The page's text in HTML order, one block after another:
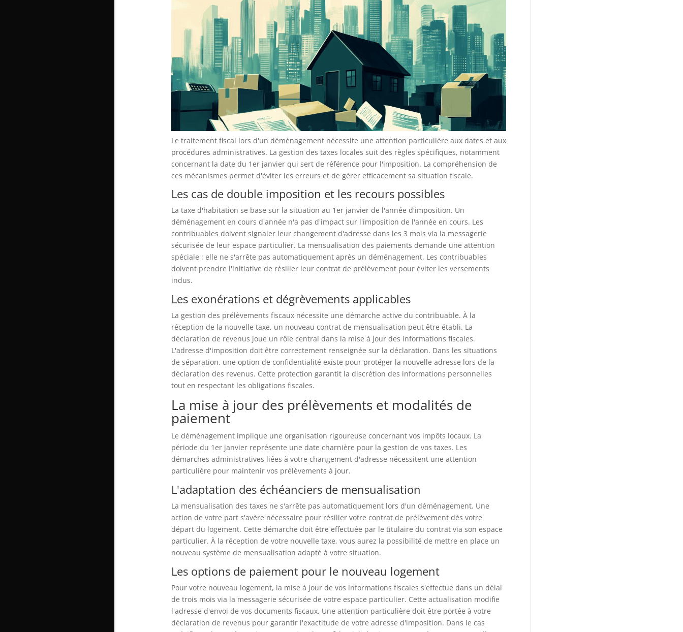
Le traitement fiscal lors d'un déménagement nécessite une attention particulière aux dates et aux
procédures administratives. La gestion des taxes locales suit des règles spécifiques, notamment
concernant la date du 1er janvier qui sert de référence pour l'imposition. La compréhension de
ces mécanismes permet d'éviter les erreurs et de gérer efficacement sa situation fiscale.
Les cas de double imposition et les recours possibles
La taxe d'habitation se base sur la situation au 1er janvier de l'année d'imposition. Un
déménagement en cours d'année n'a pas d'impact sur l'imposition de l'année en cours. Les
contribuables doivent signaler leur changement d'adresse dans les 3 mois via la messagerie
sécurisée de leur espace particulier. La mensualisation des paiements demande une attention
spéciale : elle ne s'arrête pas automatiquement après un déménagement. Les contribuables
doivent prendre l'initiative de résilier leur contrat de prélèvement pour éviter les versements
indus.
Les exonérations et dégrèvements applicables
La gestion des prélèvements fiscaux nécessite une démarche active du contribuable. À la
réception de la nouvelle taxe, un nouveau contrat de mensualisation peut être établi. La
déclaration de revenus joue un rôle central dans la mise à jour des informations fiscales.
L'adresse d'imposition doit être correctement renseignée sur la déclaration. Dans les situations
de séparation, une option de confidentialité existe pour protéger la nouvelle adresse lors de la
déclaration des revenus. Cette protection garantit la discrétion des informations personnelles
tout en respectant les obligations fiscales.
La mise à jour des prélèvements et modalités de
paiement
Le déménagement implique une organisation rigoureuse concernant vos impôts locaux. La
période du 1er janvier représente une date charnière pour la gestion de vos taxes. Les
démarches administratives liées à votre changement d'adresse nécessitent une attention
particulière pour maintenir vos prélèvements à jour.
L'adaptation des échéanciers de mensualisation
La mensualisation des taxes ne s'arrête pas automatiquement lors d'un déménagement. Une
action de votre part s'avère nécessaire pour résilier votre contrat de prélèvement dès votre
départ du logement. Cette démarche doit être effectuée par le titulaire du contrat via son espace
particulier. À la réception de votre nouvelle taxe, vous aurez la possibilité de mettre en place un
nouveau système de mensualisation adapté à votre situation.
Les options de paiement pour le nouveau logement
Pour votre nouveau logement, la mise à jour de vos informations fiscales s'effectue dans un délai
de trois mois via la messagerie sécurisée de votre espace particulier. Cette actualisation modifie
l'adresse d'envoi de vos documents fiscaux. Une attention particulière doit être portée à votre
déclaration de revenus pour garantir l'exactitude de votre adresse d'imposition. Dans le cas